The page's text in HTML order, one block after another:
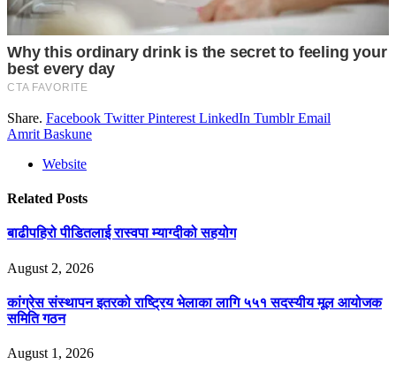
Share. Facebook Twitter Pinterest LinkedIn Tumblr Email
Amrit Baskune
Website
Related Posts
बाढीपहिरो पीडितलाई रास्वपा म्याग्दीको सहयोग
August 2, 2026
कांग्रेस संस्थापन इतरको राष्ट्रिय भेलाका लागि ५५१ सदस्यीय मूल आयोजक
समिति गठन
August 1, 2026